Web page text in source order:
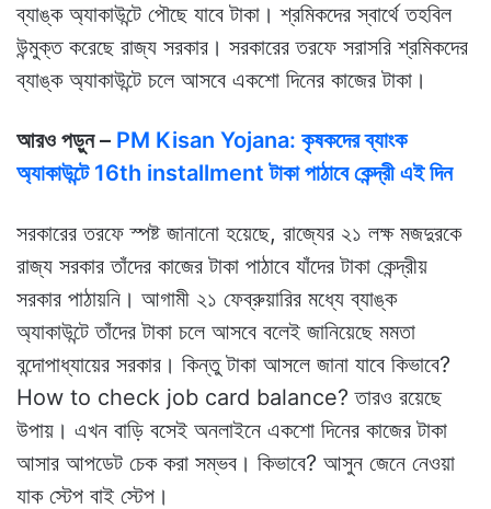
ব্যাঙ্ক অ্যাকাউন্টে পৌছে যাবে টাকা। শ্রমিকদের স্বার্থে তহবিল
উন্মুক্ত করেছে রাজ্য সরকার। সরকারের তরফে সরাসরি শ্রমিকদের
ব্যাঙ্ক অ্যাকাউন্টে চলে আসবে একশো দিনের কাজের টাকা।
আরও পড়ুন – PM Kisan Yojana: কৃষকদের ব্যাংক
অ্যাকাউন্টে 16th installment টাকা পাঠাবে কেন্দ্রী এই দিন
সরকারের তরফে স্পষ্ট জানানো হয়েছে, রাজ্যের ২১ লক্ষ মজদুরকে
রাজ্য সরকার তাঁদের কাজের টাকা পাঠাবে যাঁদের টাকা কেন্দ্রীয়
সরকার পাঠায়নি। আগামী ২১ ফেব্রুয়ারির মধ্যে ব্যাঙ্ক
অ্যাকাউন্টে তাঁদের টাকা চলে আসবে বলেই জানিয়েছে মমতা
বন্দোপাধ্যায়ের সরকার। কিন্তু টাকা আসলে জানা যাবে কিভাবে?
How to check job card balance? তারও রয়েছে
উপায়। এখন বাড়ি বসেই অনলাইনে একশো দিনের কাজের টাকা
আসার আপডেট চেক করা সম্ভব। কিভাবে? আসুন জেনে নেওয়া
যাক স্টেপ বাই স্টেপ।